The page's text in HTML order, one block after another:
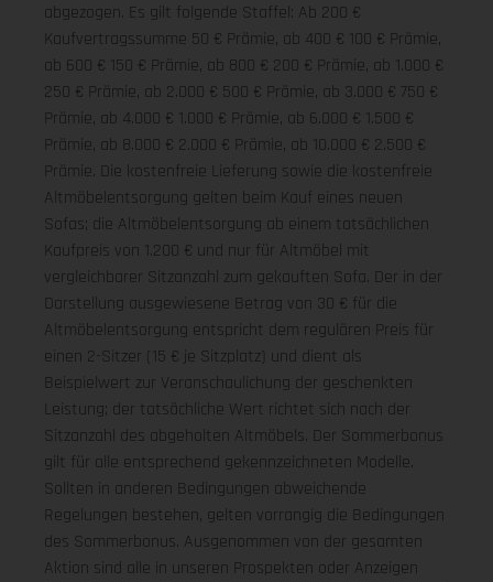
abgezogen. Es gilt folgende Staffel: Ab 200 €
Kaufvertragssumme 50 € Prämie, ab 400 € 100 € Prämie,
ab 600 € 150 € Prämie, ab 800 € 200 € Prämie, ab 1.000 €
250 € Prämie, ab 2.000 € 500 € Prämie, ab 3.000 € 750 €
Prämie, ab 4.000 € 1.000 € Prämie, ab 6.000 € 1.500 €
Prämie, ab 8.000 € 2.000 € Prämie, ab 10.000 € 2.500 €
Prämie. Die kostenfreie Lieferung sowie die kostenfreie
Altmöbelentsorgung gelten beim Kauf eines neuen
Sofas; die Altmöbelentsorgung ab einem tatsächlichen
Kaufpreis von 1.200 € und nur für Altmöbel mit
vergleichbarer Sitzanzahl zum gekauften Sofa. Der in der
Darstellung ausgewiesene Betrag von 30 € für die
Altmöbelentsorgung entspricht dem regulären Preis für
einen 2-Sitzer (15 € je Sitzplatz) und dient als
Beispielwert zur Veranschaulichung der geschenkten
Leistung; der tatsächliche Wert richtet sich nach der
Sitzanzahl des abgeholten Altmöbels. Der Sommerbonus
gilt für alle entsprechend gekennzeichneten Modelle.
Sollten in anderen Bedingungen abweichende
Regelungen bestehen, gelten vorrangig die Bedingungen
des Sommerbonus. Ausgenommen von der gesamten
Aktion sind alle in unseren Prospekten oder Anzeigen